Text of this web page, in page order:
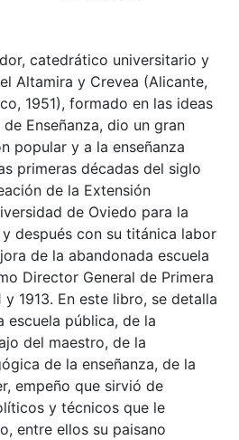
catedrático universitario y
Altamira y Crevea (Alicante,
1951), formado en las ideas
Enseñanza, dio un gran
popular y a la enseñanza
primeras décadas del siglo
de la Extensión
de Oviedo para la
después con su titánica labor
de la abandonada escuela
Director General de Primera
y 1913. En este libro, se detalla
escuela pública, de la
del maestro, de la
de la enseñanza, de la
empeño que sirvió de
y técnicos que le
entre ellos su paisano